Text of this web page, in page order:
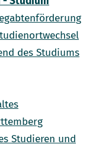
des Studiums
Studieren und